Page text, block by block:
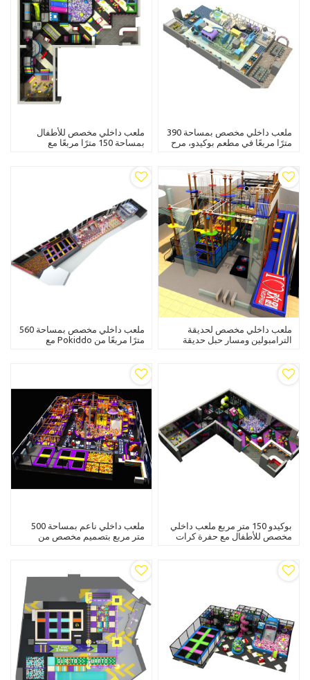
ملعب داخلي مخصص بمساحة 390
مترًا مربعًا في مطعم بوكيدو، مرح
ملعب داخلي مخصص للأطفال
بمساحة 150 مترًا مربعًا مع
ومتاهة وقلعة شقية
ملعب داخلي مخصص لحديقة
الترامبولين ومسار حبل حديقة
ملعب داخلي مخصص بمساحة 560
مترًا مربعًا من Pokiddo مع
بوكيدو 150 متر مربع ملعب داخلي
مخصص للأطفال مع حفرة كرات
ملعب داخلي ناعم بمساحة 500
متر مربع بتصميم مخصص من